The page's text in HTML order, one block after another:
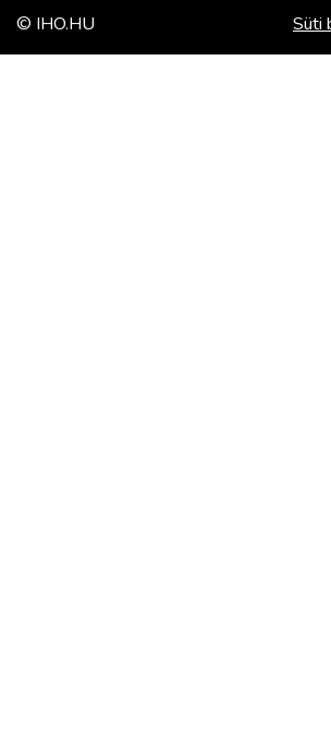
© IHO.HU Süti